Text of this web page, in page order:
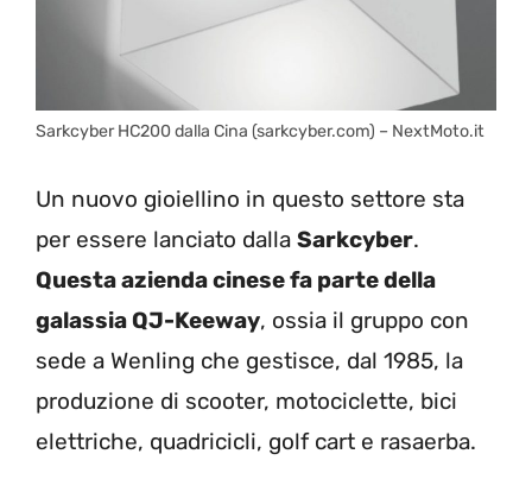
Sarkcyber HC200 dalla Cina (sarkcyber.com) – NextMoto.it
Un nuovo gioiellino in questo settore sta
per essere lanciato dalla Sarkcyber.
Questa azienda cinese fa parte della
galassia QJ-Keeway, ossia il gruppo con
sede a Wenling che gestisce, dal 1985, la
produzione di scooter, motociclette, bici
elettriche, quadricicli, golf cart e rasaerba.